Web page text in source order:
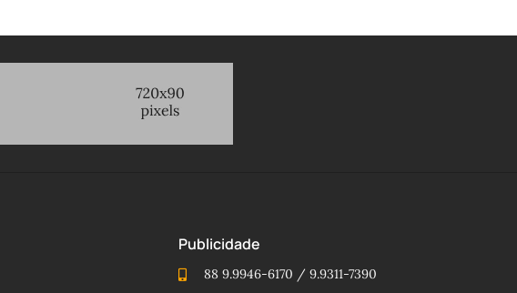
Publicidade
88 9.9946-6170 / 9.9311-7390